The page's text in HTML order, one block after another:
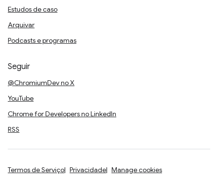
Estudos de caso
Arquivar
Podcasts e programas
Seguir
@ChromiumDev no X
YouTube
Chrome for Developers no LinkedIn
RSS
Termos de Serviço Privacidade Manage cookies